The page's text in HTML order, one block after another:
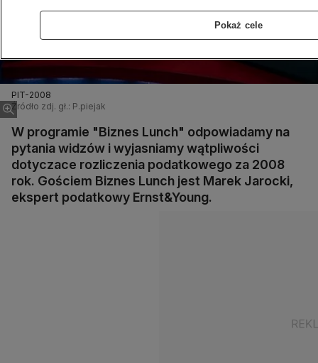
PIT-2008
Źródło zdj. gł.: P.piejak
W programie "Biznes Lunch" odpowiadamy na
pytania widzów i wyjasniamy wątpliwości
dotyczace rozliczenia podatkowego za 2008
rok. Gościem Biznes Lunch jest Marek Jarocki,
ekspert podatkowy Ernst&Young.
Pokaż cele